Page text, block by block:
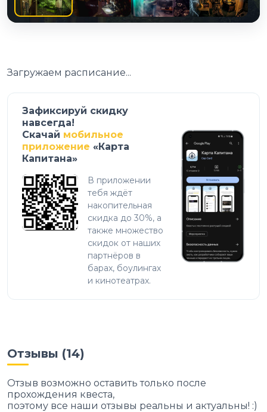
Загружаем расписание...
Зафиксируй скидку
навсегда!
Скачай мобильное
приложение «Карта
Капитана»
В приложении
тебя ждёт
накопительная
скидка до 30%, а
также множество
скидок от наших
партнёров в
барах, боулингах
и кинотеатрах.
Отзывы (14)
Отзыв возможно оставить только после
прохождения квеста,
поэтому все наши отзывы реальны и актуальны! :)